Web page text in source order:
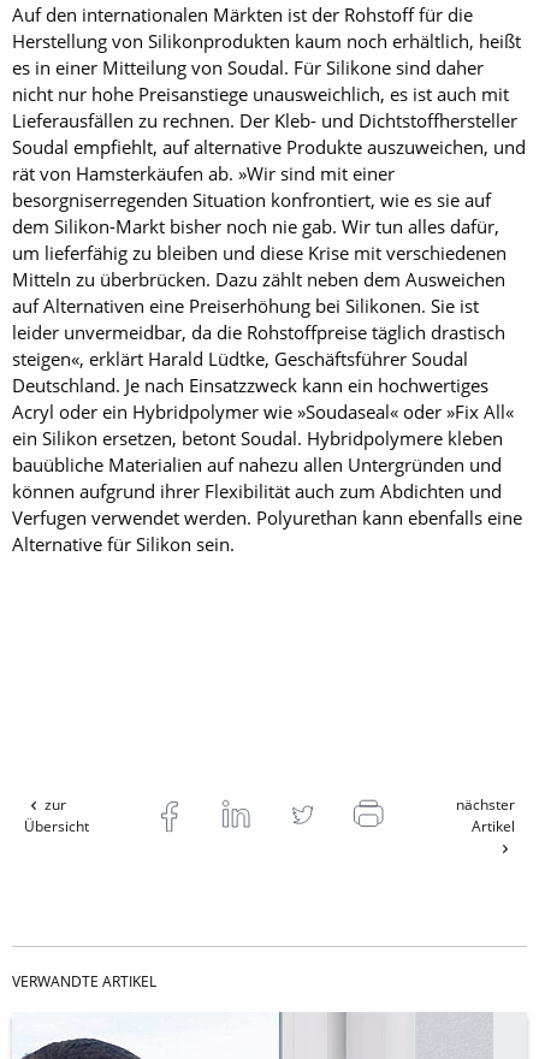
Auf den internationalen Märkten ist der Rohstoff für die
Herstellung von Silikonprodukten kaum noch erhältlich, heißt
es in einer Mitteilung von Soudal. Für Silikone sind daher
nicht nur hohe Preisanstiege unausweichlich, es ist auch mit
Lieferausfällen zu rechnen. Der Kleb- und Dichtstoffhersteller
Soudal empfiehlt, auf alternative Produkte auszuweichen, und
rät von Hamsterkäufen ab. »Wir sind mit einer
besorgniserregenden Situation konfrontiert, wie es sie auf
dem Silikon-Markt bisher noch nie gab. Wir tun alles dafür,
um lieferfähig zu bleiben und diese Krise mit verschiedenen
Mitteln zu überbrücken. Dazu zählt neben dem Ausweichen
auf Alternativen eine Preiserhöhung bei Silikonen. Sie ist
leider unvermeidbar, da die Rohstoffpreise täglich drastisch
steigen«, erklärt Harald Lüdtke, Geschäftsführer Soudal
Deutschland. Je nach Einsatzzweck kann ein hochwertiges
Acryl oder ein Hybridpolymer wie »Soudaseal« oder »Fix All«
ein Silikon ersetzen, betont Soudal. Hybridpolymere kleben
bauübliche Materialien auf nahezu allen Untergründen und
können aufgrund ihrer Flexibilität auch zum Abdichten und
Verfugen verwendet werden. Polyurethan kann ebenfalls eine
Alternative für Silikon sein.
zur
Übersicht
nächster
Artikel
VERWANDTE ARTIKEL